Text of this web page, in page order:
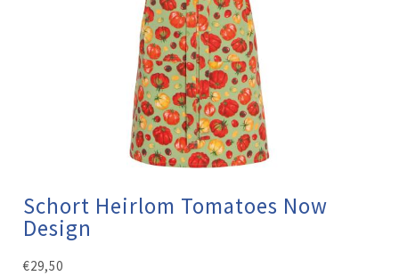
Schort Heirlom Tomatoes Now
Design
€29,50